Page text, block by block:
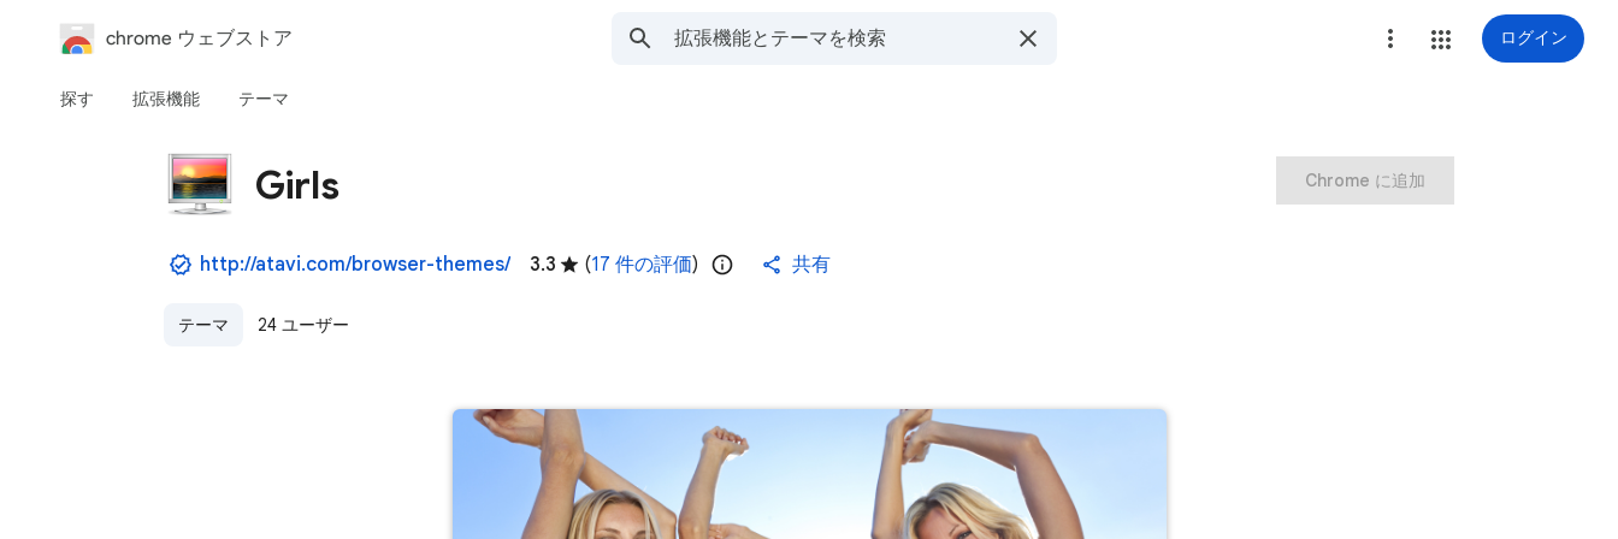
chrome ウェブストア ログイン
探す 拡張機能 テーマ
Girls
http://atavi.com/browser-themes/ 3.3 (17 件の評価) 共有
テーマ 24 ユーザー
Chrome に追加